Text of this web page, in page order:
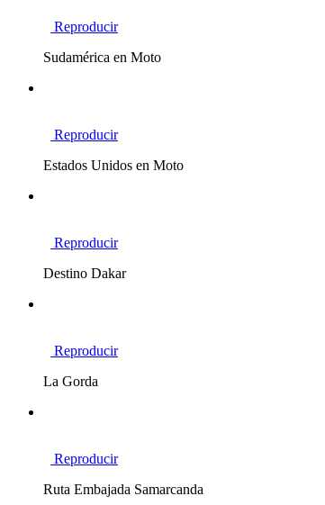
Reproducir
Sudamérica en Moto
Reproducir
Estados Unidos en Moto
Reproducir
Destino Dakar
Reproducir
La Gorda
Reproducir
Ruta Embajada Samarcanda